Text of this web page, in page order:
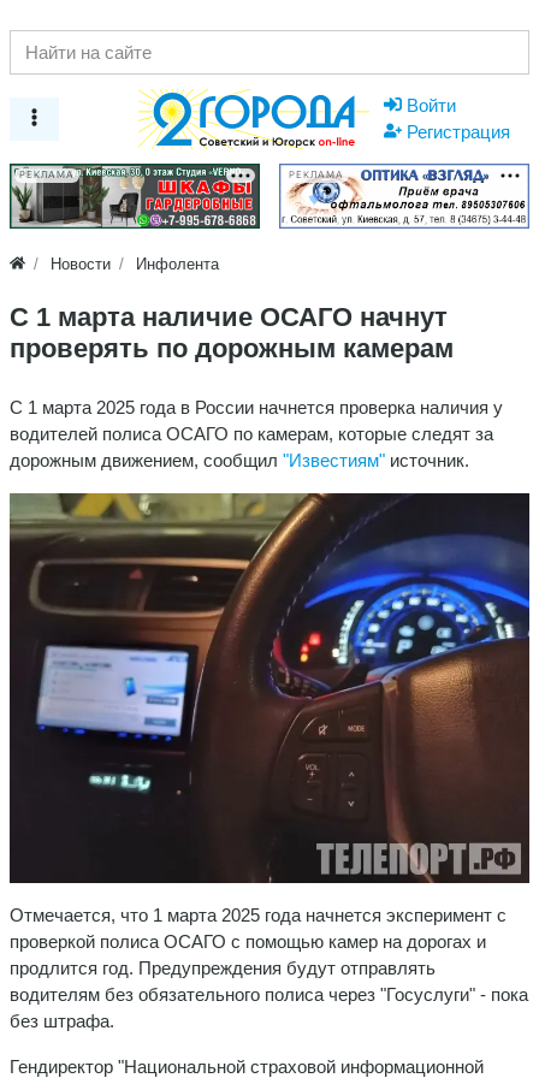
Войти
Регистрация
РЕКЛАМА РЕКЛАМА
Новости Инфолента
С 1 марта наличие ОСАГО начнут
проверять по дорожным камерам
С 1 марта 2025 года в России начнется проверка наличия у
водителей полиса ОСАГО по камерам, которые следят за
дорожным движением, сообщил "Известиям" источник.
Отмечается, что 1 марта 2025 года начнется эксперимент с
проверкой полиса ОСАГО с помощью камер на дорогах и
продлится год. Предупреждения будут отправлять
водителям без обязательного полиса через "Госуслуги" - пока
без штрафа.
Гендиректор "Национальной страховой информационной